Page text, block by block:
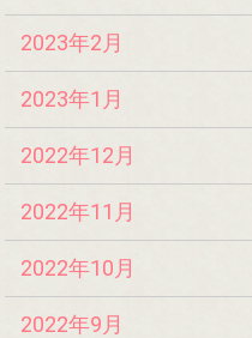
2023年2月
2023年1月
2022年12月
2022年11月
2022年10月
2022年9月